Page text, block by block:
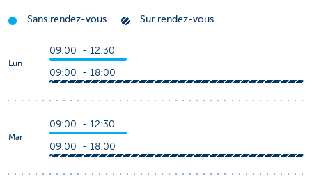
Sans rendez-vous Sur rendez-vous
Lun
09:00 - 12:30
09:00 - 18:00
Mar
09:00 - 12:30
09:00 - 18:00